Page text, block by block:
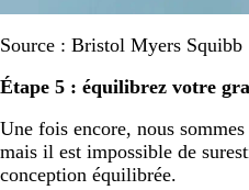
Source : Bristol Myers Squibb
Étape 5 : équilibrez votre
Une fois encore, nous
mais il est impossible de
conception équilibrée.